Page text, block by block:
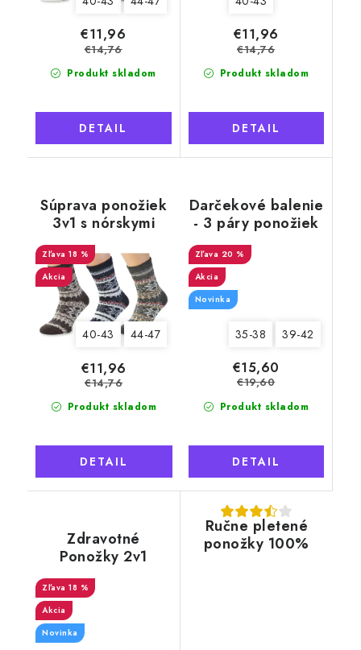
Produkt skladom
€11,96
€14,76
DETAIL
Produkt skladom
€11,96
€14,76
DETAIL
Súprava ponožiek
3v1 s nórskymi
motívmi pre
mužov, Natural
Wool 12
18 %
Akcia
40-43 44-47
Produkt skladom
€11,96
€14,76
DETAIL
Darčekové balenie
- 3 páry ponožiek
Merino Natural
Wool 7 dámske
20 %
Akcia
Novinka
35-38 39-42
Produkt skladom
€15,60
€19,60
DETAIL
Zdravotné
Ponožky 2v1
Merino Natural
Wool 5 dámske,
hladké krémové
18 %
Akcia
Novinka
Ručne pletené
ponožky 100%